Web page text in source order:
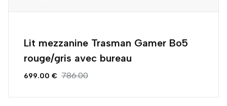
Lit mezzanine Trasman Gamer Bo5
rouge/gris avec bureau
699.00 € 786.00